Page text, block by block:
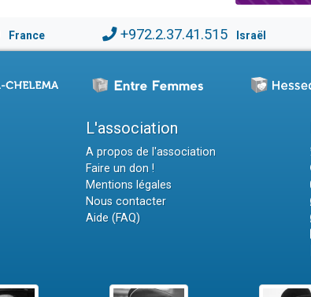
France +972.2.37.41.515 Israël
L'association
A propos de l'association
Faire un don !
Mentions légales
Nous contacter
Aide (FAQ)